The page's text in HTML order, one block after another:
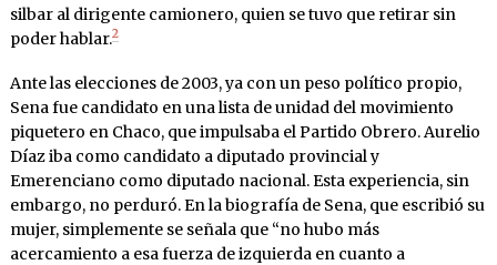
silbar al dirigente camionero, quien se tuvo que retirar sin
poder hablar.2
Ante las elecciones de 2003, ya con un peso político propio,
Sena fue candidato en una lista de unidad del movimiento
piquetero en Chaco, que impulsaba el Partido Obrero. Aurelio
Díaz iba como candidato a diputado provincial y
Emerenciano como diputado nacional. Esta experiencia, sin
embargo, no perduró. En la biografía de Sena, que escribió su
mujer, simplemente se señala que “no hubo más
acercamiento a esa fuerza de izquierda en cuanto a